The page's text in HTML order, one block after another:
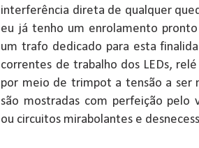
interferência direta de qualquer
eu já tenho um enrolamento
um trafo dedicado para esta
correntes de trabalho dos LEDs,
por meio de trimpot a tensão a ser
são mostradas com perfeição
ou circuitos mirabolantes e